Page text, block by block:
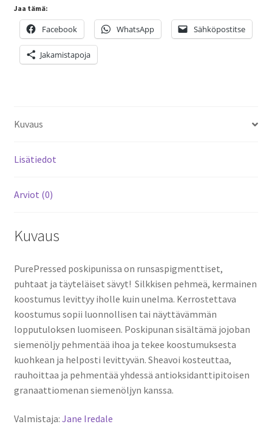
Jaa tämä:
Facebook WhatsApp Sähköpostitse
Jakamistapoja
Kuvaus
Lisätiedot
Arviot (0)
Kuvaus
PurePressed poskipunissa on runsaspigmenttiset,
puhtaat ja täyteläiset sävyt! Silkkisen pehmeä, kermainen
koostumus levittyy iholle kuin unelma. Kerrostettava
koostumus sopii luonnollisen tai näyttävämmän
lopputuloksen luomiseen. Poskipunan sisältämä jojoban
siemenöljy pehmentää ihoa ja tekee koostumuksesta
kuohkean ja helposti levittyvän. Sheavoi kosteuttaa,
rauhoittaa ja pehmentää yhdessä antioksidanttipitoisen
granaattiomenan siemenöljyn kanssa.
Valmistaja: Jane Iredale